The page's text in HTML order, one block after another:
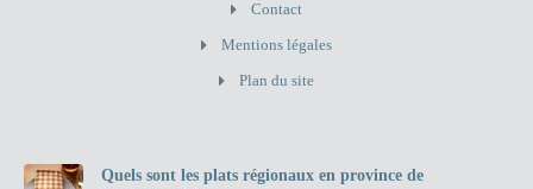
Contact
Mentions légales
Plan du site
Quels sont les plats régionaux en province de